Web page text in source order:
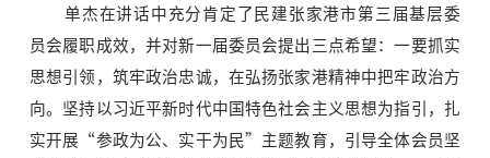
单杰在讲话中充分肯定了民建张家港市第三届基层委
员会履职成效，并对新一届委员会提出三点希望：一要抓实
思想引领，筑牢政治忠诚，在弘扬张家港精神中把牢政治方
向。坚持以习近平新时代中国特色社会主义思想为指引，扎
实开展“参政为公、实干为民”主题教育，引导全体会员坚